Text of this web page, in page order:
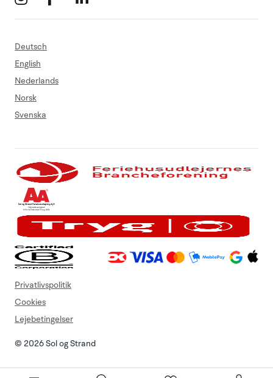
Deutsch
English
Nederlands
Norsk
Svenska
© 2026 Sol og Strand
Privatlivspolitik
Cookies
Lejebetingelser